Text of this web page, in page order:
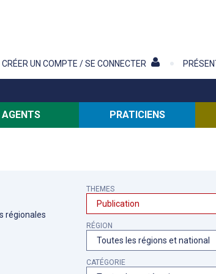
CRÉER UN COMPTE / SE CONNECTER
AGENTS PRATICIENS
régionales
THEMES
RÉGION
CATÉGORIE